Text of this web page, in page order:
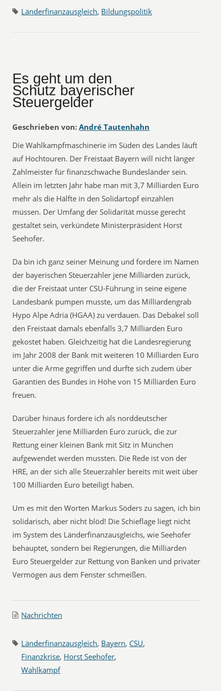
Länderfinanzausgleich, Bildungspolitik
Es geht um den
Schutz bayerischer
Steuergelder
Geschrieben von: André Tautenhahn
Die Wahlkampfmaschinerie im Süden des Landes läuft
auf Hochtouren. Der Freistaat Bayern will nicht länger
Zahlmeister für finanzschwache Bundesländer sein.
Allein im letzten Jahr habe man mit 3,7 Milliarden Euro
mehr als die Hälfte in den Solidartopf einzahlen
müssen. Der Umfang der Solidarität müsse gerecht
gestaltet sein, verkündete Ministerpräsident Horst
Seehofer.
Da bin ich ganz seiner Meinung und fordere im Namen
der bayerischen Steuerzahler jene Milliarden zurück,
die der Freistaat unter CSU-Führung in seine eigene
Landesbank pumpen musste, um das Milliardengrab
Hypo Alpe Adria (HGAA) zu verdauen. Das Debakel soll
den Freistaat damals ebenfalls 3,7 Milliarden Euro
gekostet haben. Gleichzeitig hat die Landesregierung
im Jahr 2008 der Bank mit weiteren 10 Milliarden Euro
unter die Arme gegriffen und durfte sich zudem über
Garantien des Bundes in Höhe von 15 Milliarden Euro
freuen.
Darüber hinaus fordere ich als norddeutscher
Steuerzahler jene Milliarden Euro zurück, die zur
Rettung einer kleinen Bank mit Sitz in München
aufgewendet werden mussten. Die Rede ist von der
HRE, an der sich alle Steuerzahler bereits mit weit über
100 Milliarden Euro beteiligt haben.
Um es mit den Worten Markus Söders zu sagen, ich bin
solidarisch, aber nicht blöd! Die Schieflage liegt nicht
im System des Länderfinanzausgleichs, wie Seehofer
behauptet, sondern bei Regierungen, die Milliarden
Euro Steuergelder zur Rettung von Banken und privater
Vermögen aus dem Fenster schmeißen.
Nachrichten
Länderfinanzausgleich, Bayern, CSU,
Finanzkrise, Horst Seehofer,
Wahlkampf